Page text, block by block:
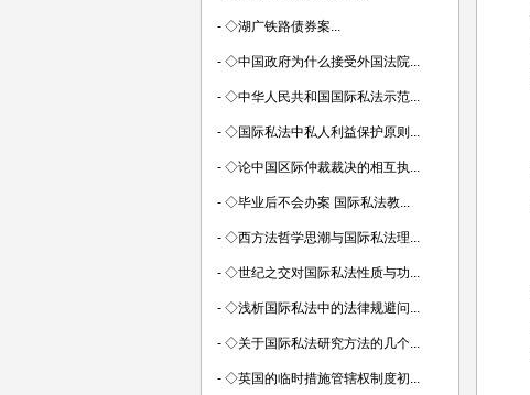
- ◇湖广铁路债券案...
- ◇中国政府为什么接受外国法院...
- ◇中华人民共和国国际私法示范...
- ◇国际私法中私人利益保护原则...
- ◇论中国区际仲裁裁决的相互执...
- ◇毕业后不会办案 国际私法教...
- ◇西方法哲学思潮与国际私法理...
- ◇世纪之交对国际私法性质与功...
- ◇浅析国际私法中的法律规避问...
- ◇关于国际私法研究方法的几个...
- ◇英国的临时措施管辖权制度初...